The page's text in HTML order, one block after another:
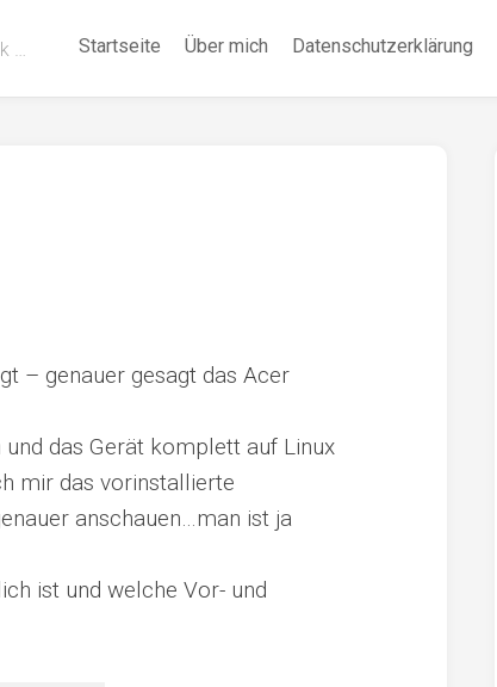
… Startseite Über mich Datenschutzerklärung
– genauer gesagt das Acer
das Gerät komplett auf Linux
mir das vorinstallierte
anschauen…man ist ja
ist und welche Vor- und